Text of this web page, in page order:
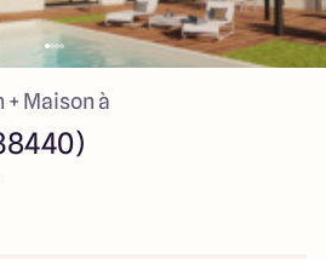
+ Maison à